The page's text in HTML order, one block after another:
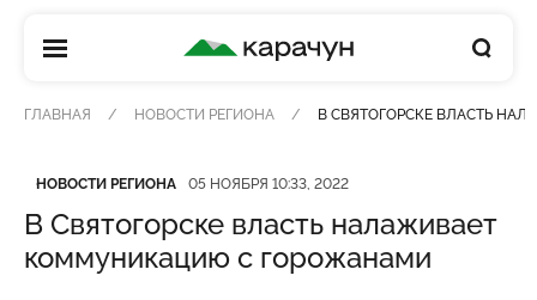
КАРАЧУН
ГЛАВНАЯ НОВОСТИ РЕГИОНА В СВЯТОГОРСКЕ ВЛАСТЬ
Категория
НОВОСТИ РЕГИОНА
Дата публикации 05 НОЯБРЯ 10:33, 2022
В Святогорске власть налаживает
коммуникацию с горожанами